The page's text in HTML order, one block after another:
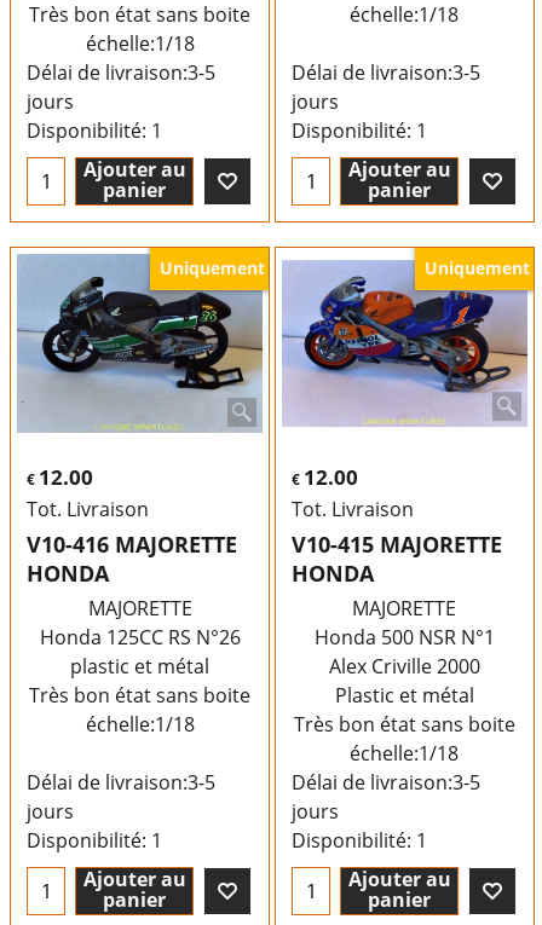
Très bon état sans boite
échelle:1/18
Délai de livraison:3-5
jours
Disponibilité: 1
Ajouter au
panier
échelle:1/18
Délai de livraison:3-5
jours
Disponibilité: 1
Ajouter au
panier
Uniquement
€ 12.00
Tot. Livraison
V10-416 MAJORETTE
HONDA
MAJORETTE
Honda 125CC RS N°26
plastic et métal
Très bon état sans boite
échelle:1/18
Délai de livraison:3-5
jours
Disponibilité: 1
Ajouter au
panier
Uniquement
€ 12.00
Tot. Livraison
V10-415 MAJORETTE
HONDA
MAJORETTE
Honda 500 NSR N°1
Alex Criville 2000
Plastic et métal
Très bon état sans boite
échelle:1/18
Délai de livraison:3-5
jours
Disponibilité: 1
Ajouter au
panier